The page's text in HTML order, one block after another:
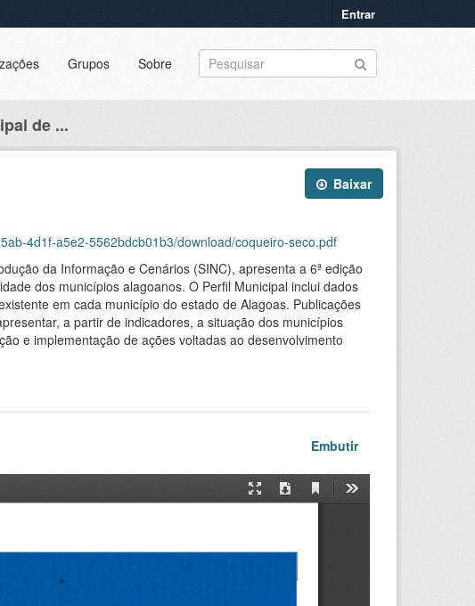
Entrar
Grupos Sobre
de ...
Baixar
4d1f-a5e2-5562bdcb01b3/download/coqueiro-seco.pdf
da Informação e Cenários (SINC), apresenta a 6ª edição
dos municípios alagoanos. O Perfil Municipal inclui dados
em cada município do estado de Alagoas. Publicações
a partir de indicadores, a situação dos municípios
e implementação de ações voltadas ao desenvolvimento
Embutir